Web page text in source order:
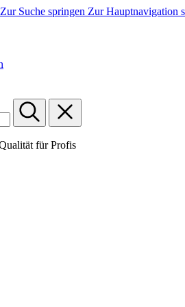
Zur Suche springen Zur Hauptnavigation
für Profis